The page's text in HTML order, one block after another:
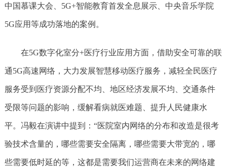
中国慕课大会、5G+智能教育首发全息展示、中央音乐学院
5G应用等成功落地的案例。
在5G数字化室分+医疗行业应用方面，借助安全可靠的联
通5G高速网络，大力发展智慧移动医疗服务，减轻全民医疗
服务受到医疗资源分配不均、地区经济发展不均、交通条件
受限等问题的影响，缓解看病就医难题、提升人民健康水
平。冯毅在演讲中提到：“医院室内网络的分布和改造是很考
验技术含量的，哪些需要安全隔离，哪些需要大带宽的，哪
些需要低时延的等，这都是需要我们运营商在未来的网络建